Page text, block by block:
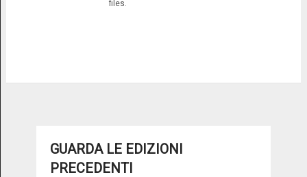
files.
GUARDA LE EDIZIONI
PRECEDENTI